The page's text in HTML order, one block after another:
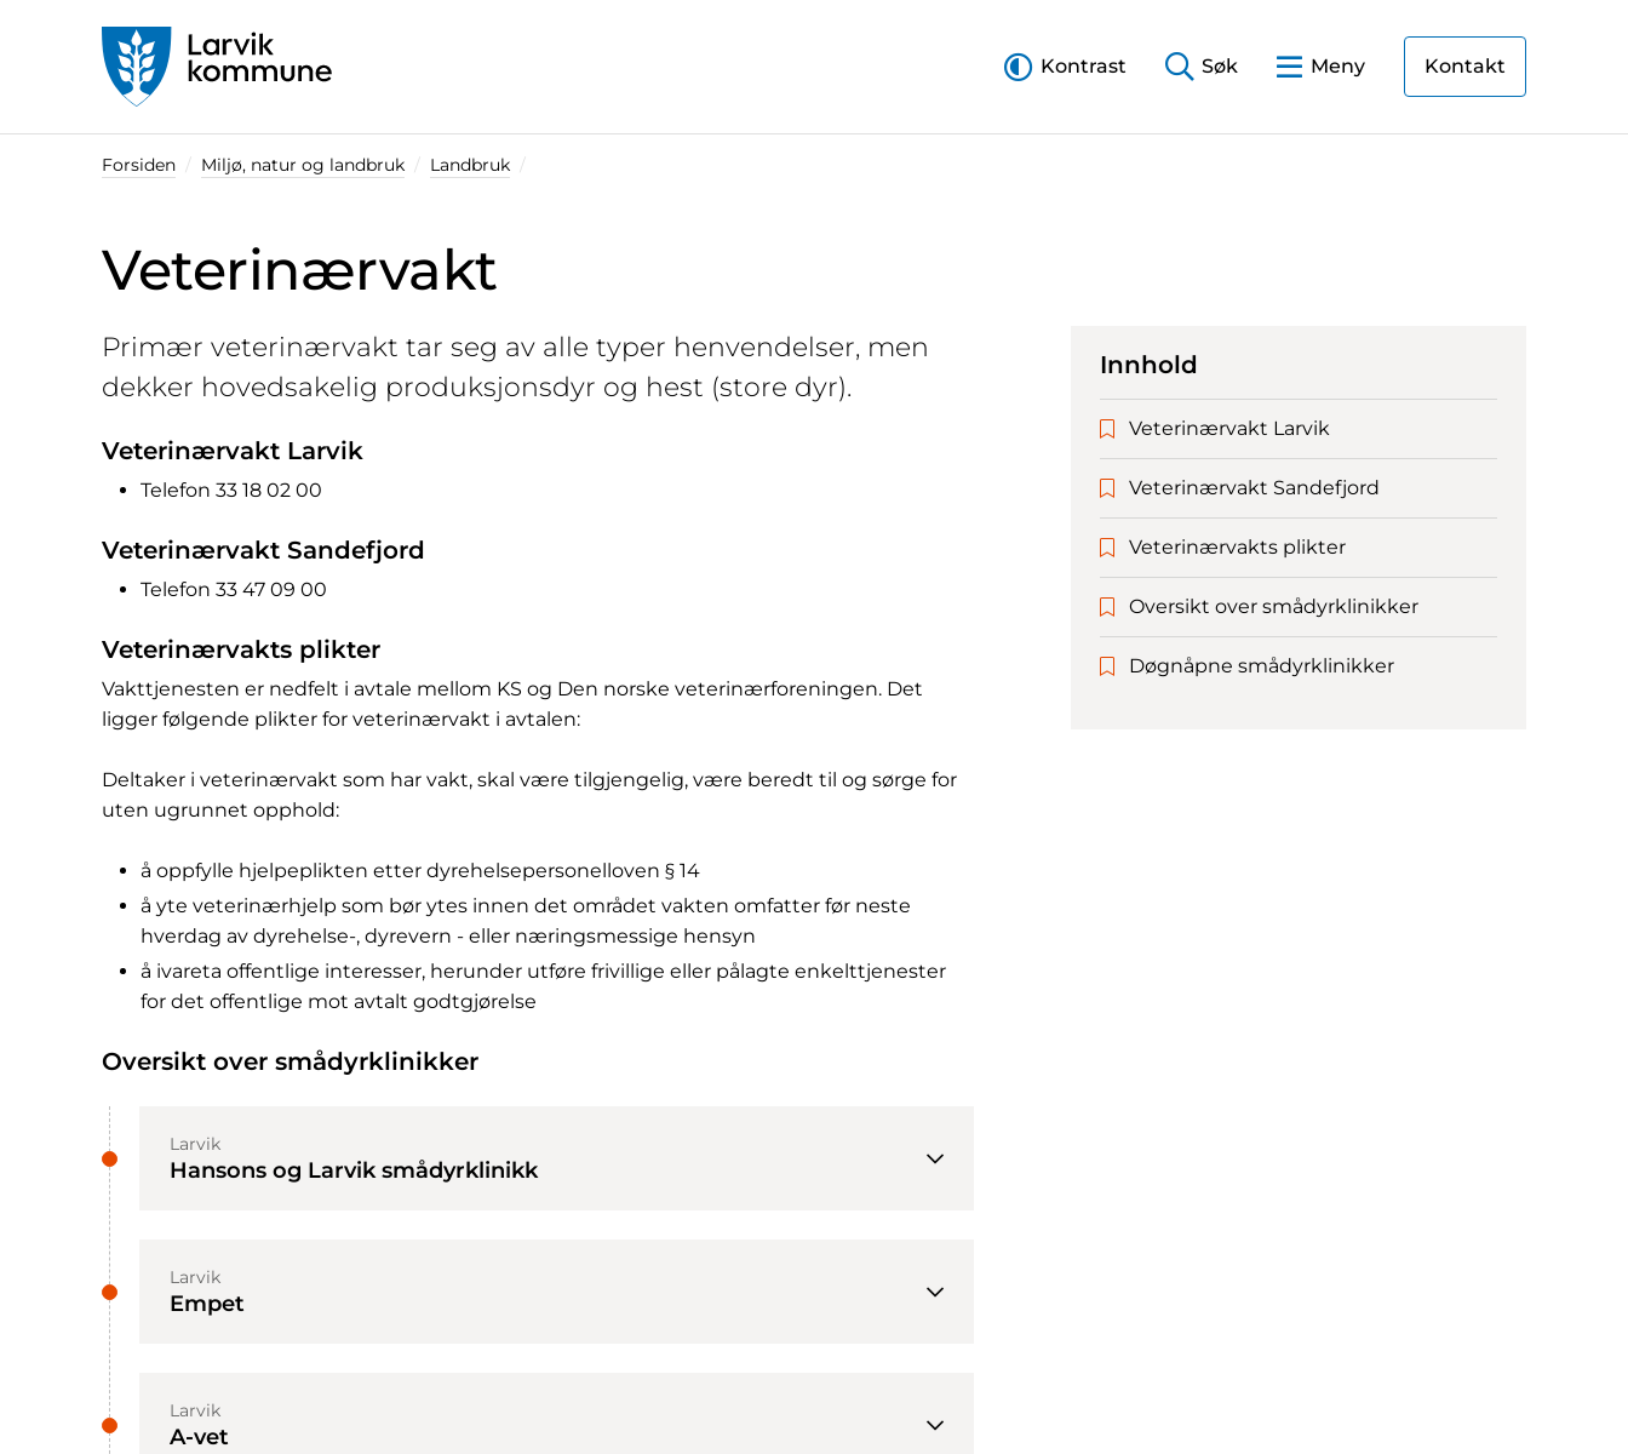
Kontrast Søk Meny Kontakt
Forsiden Miljø, natur og landbruk Landbruk
Veterinærvakt
Innhold
Veterinærvakt Larvik
Veterinærvakt Sandefjord
Veterinærvakts plikter
Oversikt over smådyrklinikker
Døgnåpne smådyrklinikker
Primær veterinærvakt tar seg av alle typer henvendelser, men
dekker hovedsakelig produksjonsdyr og hest (store dyr).
Veterinærvakt Larvik
Telefon 33 18 02 00
Veterinærvakt Sandefjord
Telefon 33 47 09 00
Veterinærvakts plikter
Vakttjenesten er nedfelt i avtale mellom KS og Den norske veterinærforeningen. Det
ligger følgende plikter for veterinærvakt i avtalen:
Deltaker i veterinærvakt som har vakt, skal være tilgjengelig, være beredt til og sørge for
uten ugrunnet opphold:
å oppfylle hjelpeplikten etter dyrehelsepersonelloven § 14
å yte veterinærhjelp som bør ytes innen det området vakten omfatter før neste
hverdag av dyrehelse-, dyrevern - eller næringsmessige hensyn
å ivareta offentlige interesser, herunder utføre frivillige eller pålagte enkelttjenester
for det offentlige mot avtalt godtgjørelse
Oversikt over smådyrklinikker
Larvik
Hansons og Larvik smådyrklinikk
Larvik
Empet
Larvik
A-vet